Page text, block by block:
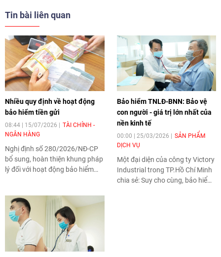
Tin bài liên quan
Nhiều quy định về hoạt động
bảo hiểm tiền gửi
08:44 | 15/07/2026
TÀI CHÍNH -
NGÂN HÀNG
Nghị định số 280/2026/NĐ-CP
bổ sung, hoàn thiện khung pháp
lý đối với hoạt động bảo hiểm
quan liên quan.
Bảo hiểm TNLĐ-BNN: Bảo vệ
con người - giá trị lớn nhất của
nền kinh tế
00:00 | 25/03/2026
SẢN PHẨM
DỊCH VỤ
Một đại diện của công ty Victory
Industrial trong TP.Hồ Chí Minh
chia sẻ: Suy cho cùng, bảo hiểm